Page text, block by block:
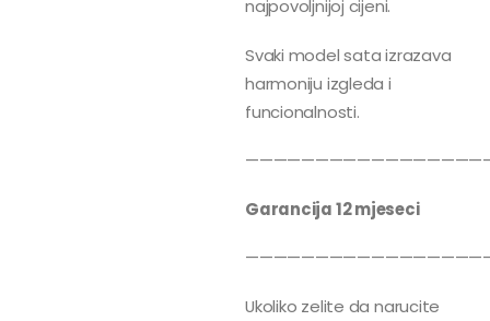
najpovoljnijoj cijeni.
Svaki model sata izrazava
harmoniju izgleda i
funcionalnosti.
Garancija 12 mjeseci
Ukoliko zelite da narucite